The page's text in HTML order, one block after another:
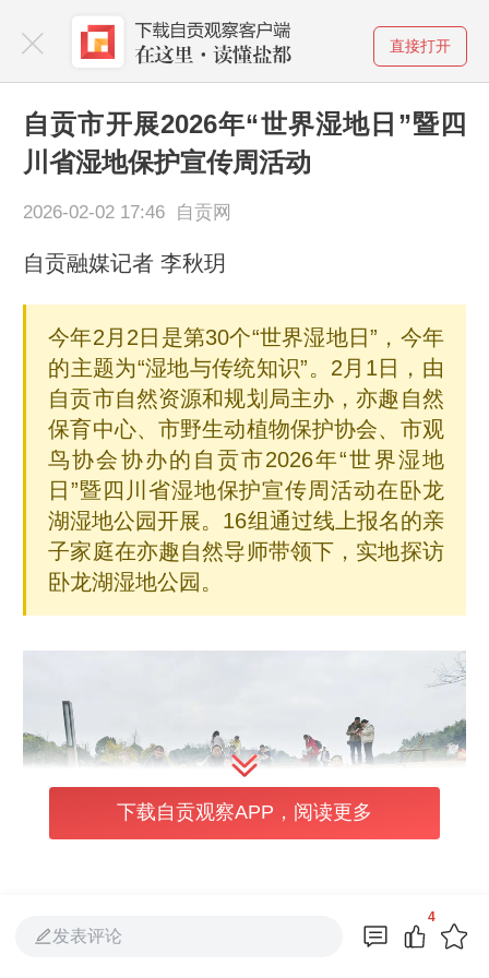
直接打开
自贡市开展2026年“世界湿地日”暨四
川省湿地保护宣传周活动
2026-02-02 17:46 自贡网
自贡融媒记者 李秋玥
今年2月2日是第30个“世界湿地日”，今年
的主题为“湿地与传统知识”。2月1日，由
自贡市自然资源和规划局主办，亦趣自然
保育中心、市野生动植物保护协会、市观
鸟协会协办的自贡市2026年“世界湿地
日”暨四川省湿地保护宣传周活动在卧龙
湖湿地公园开展。16组通过线上报名的亲
子家庭在亦趣自然导师带领下，实地探访
卧龙湖湿地公园。
下载自贡观察APP，阅读更多
发表评论
4